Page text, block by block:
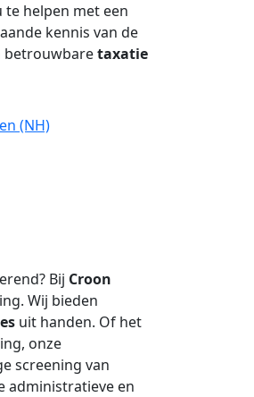
te helpen met een
kennis van de
betrouwbaretaxatie
(NH)
Bij Croon
Wij bieden
uit handen. Of het
onze
screening van
administratieve en